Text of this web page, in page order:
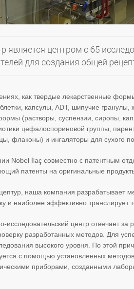
является центром с 65
для создания общей
как твердые лекарственные
капсулы, ADT, шипучие гранулы,
(растворы, суспензии, сиропы,
цефалоспориновой группы,
флаконы) и ингаляторы для сухого
Nobel İlaç совместно с патентным
патенты на оригинальные
наша компания разрабатывает
и наиболее эффективно транслирует
центр отвечает за
разработанных методов. Для
высокого уровня. По этой
с помощью установленных
приборами, созданными